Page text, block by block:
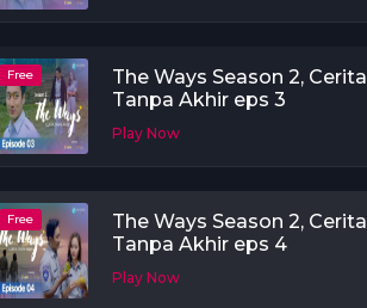
Free
The Ways Season 2, Cerita
Tanpa Akhir eps 3
Play Now
Free
The Ways Season 2, Cerita
Tanpa Akhir eps 4
Play Now